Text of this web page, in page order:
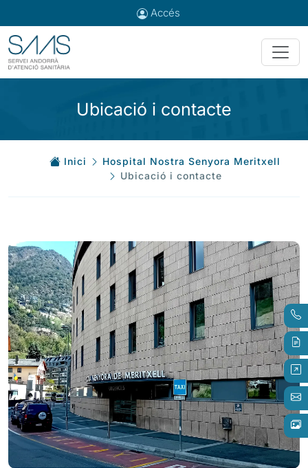
Accés
Ubicació i contacte
Inici
Hospital Nostra Senyora Meritxell
Ubicació i contacte